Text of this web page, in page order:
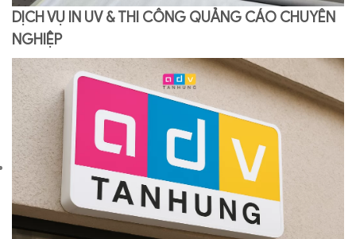
DỊCH VỤ IN UV & THI CÔNG QUẢNG CÁO CHUYÊN
NGHIỆP